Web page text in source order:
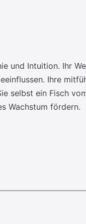
und Intuition. Ihr
Ihre
selbst ein Fisch
Wachstum fördern.